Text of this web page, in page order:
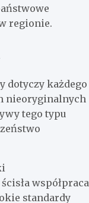
regionie.
dotyczy każdego
nieoryginalnych
tego typu
współpraca
standardy